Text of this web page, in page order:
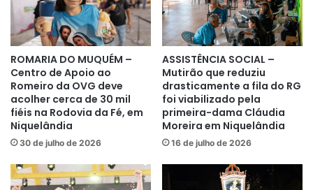
ROMARIA DO MUQUÉM –
Centro de Apoio ao
Romeiro da OVG deve
acolher cerca de 30 mil
fiéis na Rodovia da Fé, em
Niquelândia
30 de julho de 2026
ASSISTÊNCIA SOCIAL –
Mutirão que reduziu
drasticamente a fila do RG
foi viabilizado pela
primeira-dama Cláudia
Moreira em Niquelândia
16 de julho de 2026